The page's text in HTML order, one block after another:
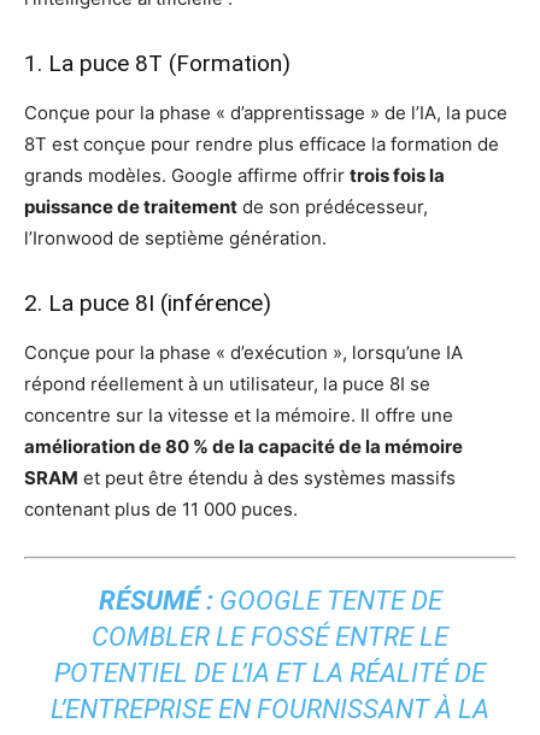
1. La puce 8T (Formation)
Conçue pour la phase « d’apprentissage » de l’IA, la puce
8T est conçue pour rendre plus efficace la formation de
grands modèles. Google affirme offrir trois fois la
puissance de traitement de son prédécesseur,
l’Ironwood de septième génération.
2. La puce 8I (inférence)
Conçue pour la phase « d’exécution », lorsqu’une IA
répond réellement à un utilisateur, la puce 8I se
concentre sur la vitesse et la mémoire. Il offre une
amélioration de 80 % de la capacité de la mémoire
SRAM et peut être étendu à des systèmes massifs
contenant plus de 11 000 puces.
RÉSUMÉ :GOOGLE TENTE DE
COMBLER LE FOSSÉ ENTRE LE
POTENTIEL DE L’IA ET LA RÉALITÉ DE
L’ENTREPRISE EN FOURNISSANT À LA